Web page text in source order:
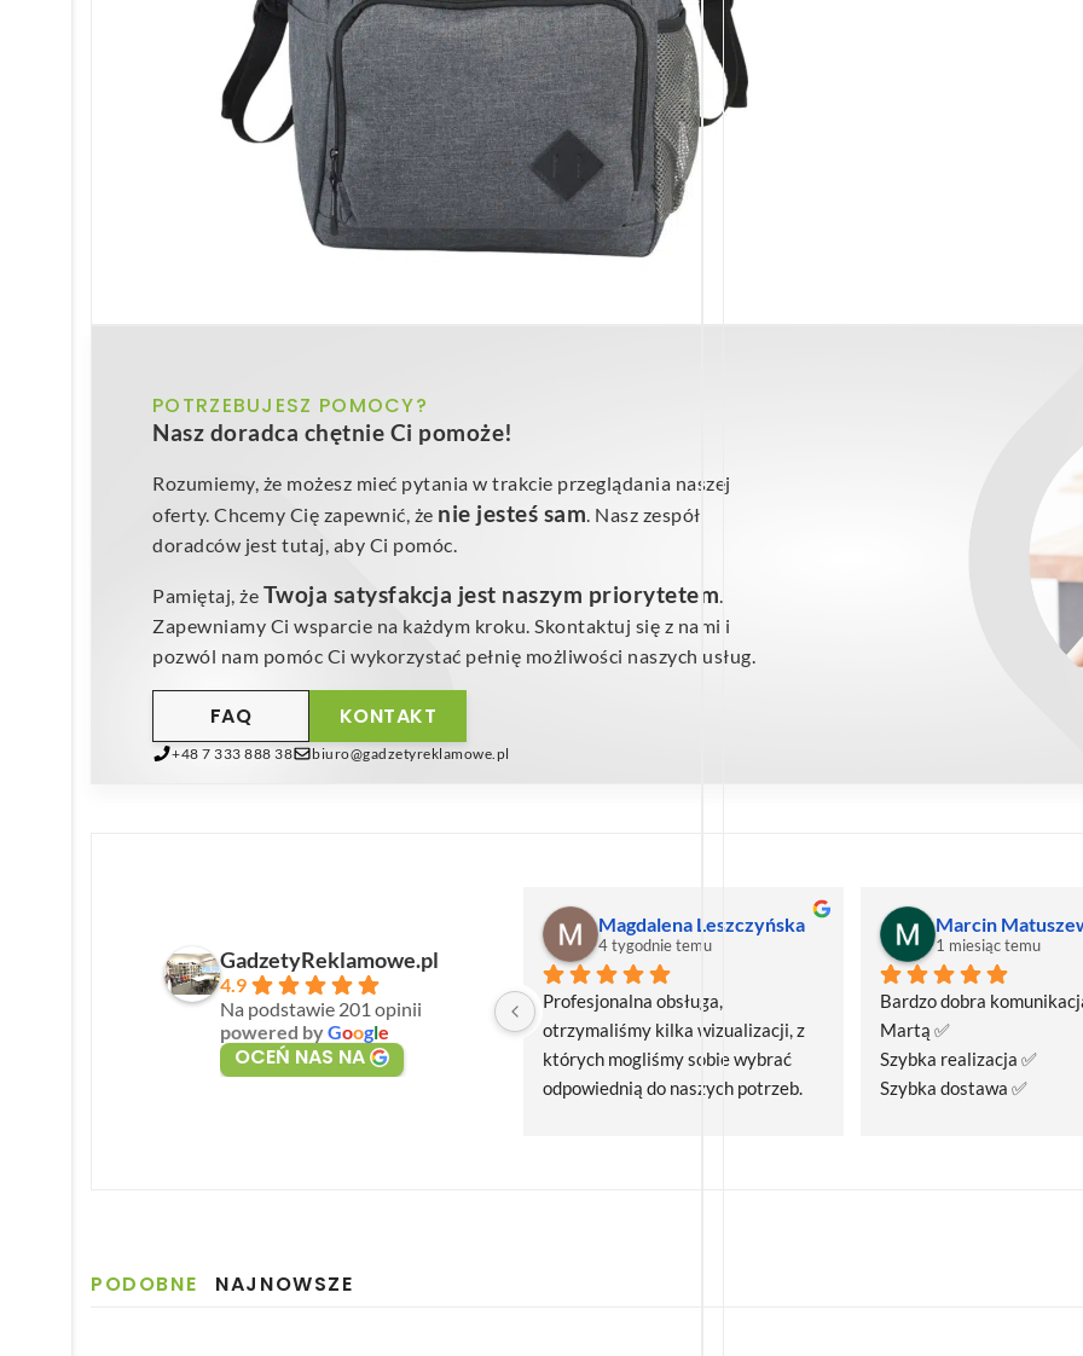
POTRZEBUJESZ POMOCY?
Nasz doradca chętnie Ci pomoże!
Rozumiemy, że możesz mieć pytania w trakcie przeglądania naszej
oferty. Chcemy Cię zapewnić, że nie jesteś sam. Nasz zespół
doradców jest tutaj, aby Ci pomóc.
Pamiętaj, że Twoja satysfakcja jest naszym priorytetem.
Zapewniamy Ci wsparcie na każdym kroku. Skontaktuj się z nami i
pozwól nam pomóc Ci wykorzystać pełnię możliwości naszych usług.
KONTAKT
FAQ
+48 7 333 888 38 biuro@gadzetyreklamowe.pl
GadzetyReklamowe.pl
4.9
Na podstawie 201 opinii
powered byGoogle
OCEŃ NAS NA
Magdalena Leszczyńska
4 tygodnie temu
Profesjonalna obsługa,
otrzymaliśmy kilka wizualizacji, z
których mogliśmy sobie wybrać
odpowiednią do naszych potrzeb.
Marcin
1 miesiąc temu
Bardzo dobra
Martą ✅
Szybka realizacja ✅
Szybka dostawa ✅
PODOBNE NAJNOWSZE